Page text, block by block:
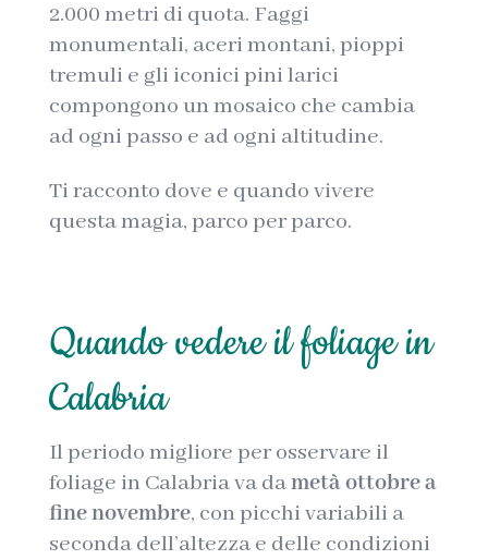
2.000 metri di quota. Faggi
monumentali, aceri montani, pioppi
tremuli e gli iconici pini larici
compongono un mosaico che cambia
ad ogni passo e ad ogni altitudine.
Ti racconto dove e quando vivere
questa magia, parco per parco.
Quando vedere il foliage in
Calabria
Il periodo migliore per osservare il
foliage in Calabria va dametà ottobre a
fine novembre, con picchi variabili a
seconda dell’altezza e delle condizioni